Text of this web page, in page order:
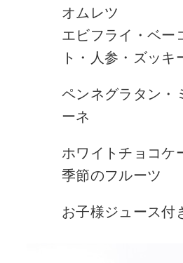
オムレツ
エビフライ・ベー
ト・人参・ズッキ
ペンネグラタン・
ーネ
ホワイトチョコケ
季節のフルーツ
お子様ジュース付